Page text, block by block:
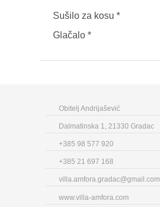
Sušilo za kosu *
Glačalo *
Obitelj Andrijašević
Dalmatinska 1, 21330 Gradac
+385 98 577 920
+385 21 697 168
villa.amfora.gradac@gmail.com
www.villa-amfora.com